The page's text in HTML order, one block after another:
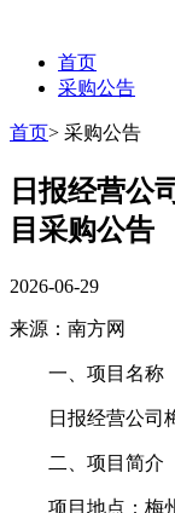
首页
采购公告
首页> 采购公告
日报经营公
目采购公告
2026-06-29
来源：南方网
一、项目名称
日报经营公司梅
二、项目简介
项目地点：梅